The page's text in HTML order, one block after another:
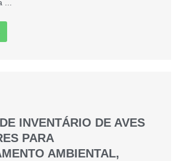
...
INVENTÁRIO DE AVES
PARA
AMBIENTAL,